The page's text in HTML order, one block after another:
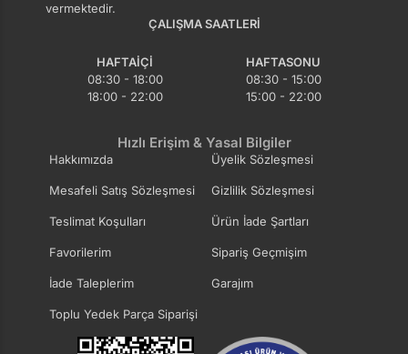
vermektedir.
ÇALIŞMA SAATLERI
HAFTAIÇI
08:30 - 18:00
18:00 - 22:00
HAFTASONU
08:30 - 15:00
15:00 - 22:00
Hızlı Erişim & Yasal Bilgiler
Hakkımızda Üyelik Sözleşmesi
Mesafeli Satış Sözleşmesi Gizlilik Sözleşmesi
Teslimat Koşulları Ürün İade Şartları
Favorilerim Sipariş Geçmişim
İade Taleplerim Garajım
Toplu Yedek Parça Siparişi